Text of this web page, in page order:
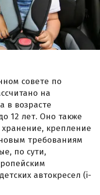
совете по
на
в возрасте
12 лет. Оно также
крепление
требованиям
по сути,
автокресел (i-